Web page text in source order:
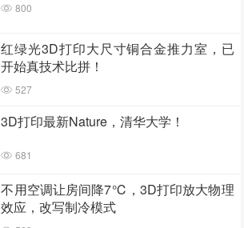
800
红绿光3D打印大尺寸铜合金推力室，已
开始真技术比拼！
527
3D打印最新Nature，清华大学！
681
不用空调让房间降7℃，3D打印放大物理
效应，改写制冷模式